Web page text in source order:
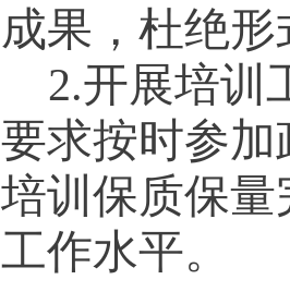
成果，杜绝
2.开展培训
要求按时参
培训保质保
工作水平。